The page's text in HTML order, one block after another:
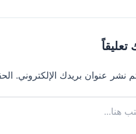
تعليقاً
نشر عنوان بريدك الإلكتروني.